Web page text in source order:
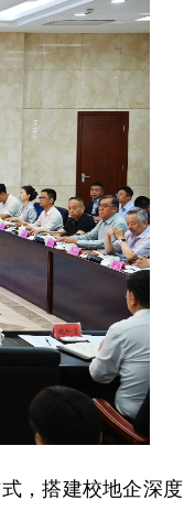
，搭建校地企深度